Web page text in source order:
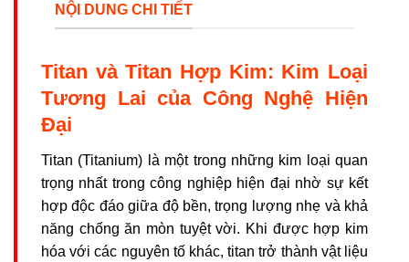
NỘI DUNG CHI TIẾT
Titan và Titan Hợp Kim: Kim Loại
Tương Lai của Công Nghệ Hiện
Đại
Titan (Titanium) là một trong những kim loại quan
trọng nhất trong công nghiệp hiện đại nhờ sự kết
hợp độc đáo giữa độ bền, trọng lượng nhẹ và khả
năng chống ăn mòn tuyệt vời. Khi được hợp kim
hóa với các nguyên tố khác, titan trở thành vật liệu